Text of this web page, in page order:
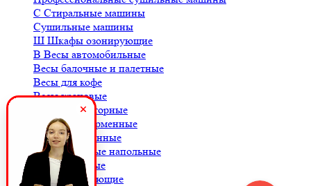
С Стиральные машины
Сушильные машины
Ш Шкафы озонирующие
В Весы автомобильные
Весы балочные и палетные
Весы для кофе
Весы крановые
Весы лабораторные
Весы платформенные
Весы порционные
Весы товарные напольные
Весы торговые
Комплектующие